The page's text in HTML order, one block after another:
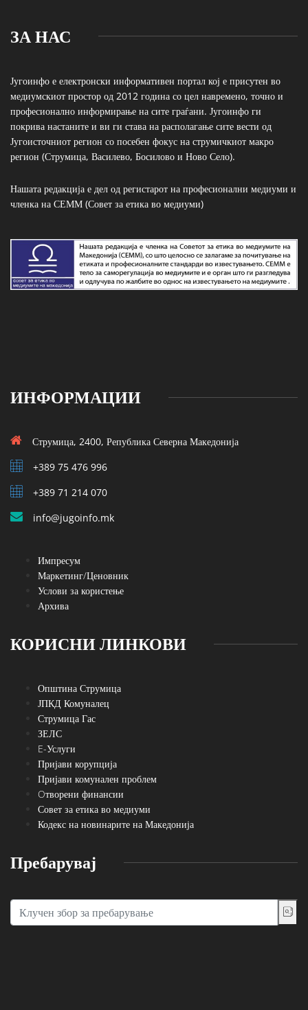
ЗА НАС
Југоинфо е електронски информативен портал кој е присутен во
медиумскиот простор од 2012 година со цел навремено, точно и
професионално информирање на сите граѓани. Југоинфо ги
покрива настаните и ви ги става на располагање сите вести од
Југоисточниот регион со посебен фокус на струмичкиот макро
регион (Струмица, Василево, Босилово и Ново Село).
Нашата редакција е дел од регистарот на професионални медиуми и
членка на СЕММ (Совет за етика во медиуми)
ИНФОРМАЦИИ
Струмица, 2400, Република Северна Македонија
+389 75 476 996
+389 71 214 070
info@jugoinfo.mk
Импресум
Маркетинг/Ценовник
Услови за користење
Архива
КОРИСНИ ЛИНКОВИ
Општина Струмица
ЈПКД Комуналец
Струмица Гас
ЗЕЛС
E-Услуги
Пријави корупција
Пријави комунален проблем
Oтворени финансии
Совет за етика во медиуми
Кодекс на новинарите на Македонија
Пребарувај